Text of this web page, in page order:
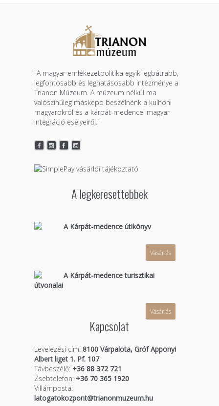
"A magyar emlékezetpolitika egyik legbátrabb,
legfontosabb és leghatásosabb intézménye a
Trianon Múzeum. A múzeum nélkül ma
valószínűleg másképp beszélnénk a külhoni
magyarokról és a kárpát-medencei magyar
integráció esélyeiről."
A legkeresettebbek
A Kárpát-medence útikönyv
Vásárlás
A Kárpát-medence turisztikai
útvonalai
Vásárlás
Kapcsolat
Levelezési cím: 8100 Várpalota, Gróf Apponyi
Albert liget 1. Pf. 107
Távbeszélő:+36 88 372 721
Zsebtelefon:+36 70 365 1920
Villámposta:
latogatokozpont@trianonmuzeum.hu